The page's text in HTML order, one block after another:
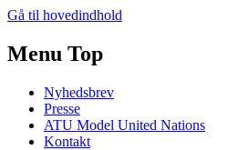
Gå til hovedindhold
Menu Top
Nyhedsbrev
Presse
ATU Model United Nations
Kontakt